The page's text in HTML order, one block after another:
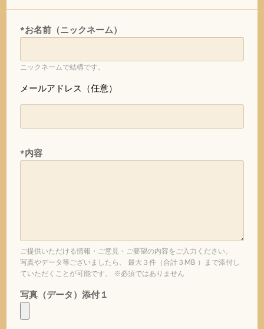
*お名前（ニックネーム）
ニックネームで結構です。
メールアドレス（任意）
*内容
ご提供いただける情報・ご意見・ご要望の内容をご入力ください。
写真やデータ等ございましたら、 最大３件（合計３MB ）まで添付し
ていただくことが可能です。 ※必須ではありません
写真（データ）添付１